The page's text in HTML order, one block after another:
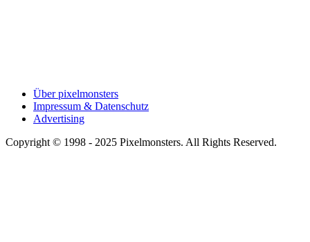
Über pixelmonsters
Impressum & Datenschutz
Advertising
Copyright © 1998 - 2025 Pixelmonsters. All Rights Reserved.